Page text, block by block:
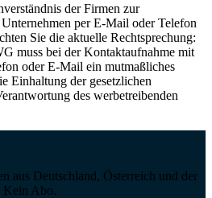
der Firmen zur
per E-Mail oder Telefon
Sie die aktuelle Rechtsprechung:
muss bei der Kontaktaufnahme mit
oder E-Mail ein mutmaßliches
Einhaltung der gesetzlichen
des werbetreibenden
aus Deutschland, Österreich und der
Kein Abo.